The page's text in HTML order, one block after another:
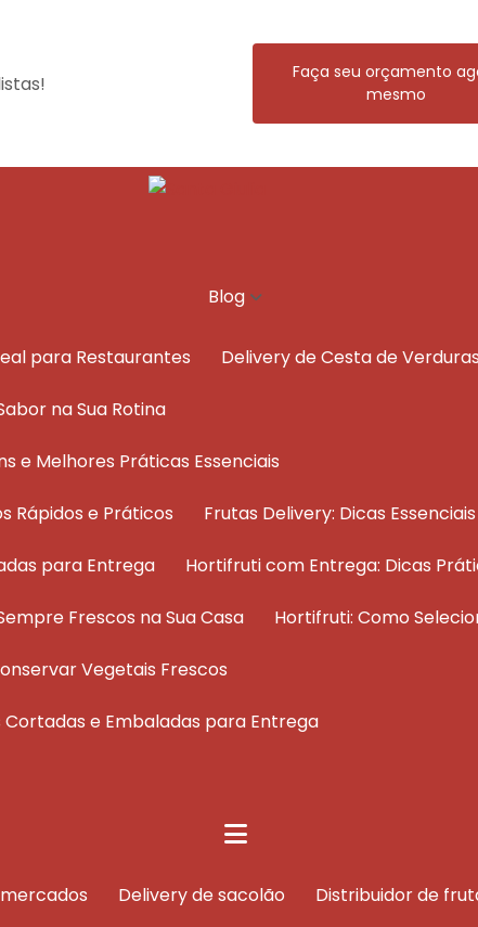
Faça seu orçamento
mesmo
Blog
para Restaurantes Delivery de Cesta de
na Sua Rotina
e Melhores Práticas Essenciais
Rápidos e Práticos Frutas Delivery: Dicas
para Entrega Hortifruti com Entrega: Dicas
Frescos na Sua Casa Hortifruti: Como
Vegetais Frescos
Cortadas e Embaladas para Entrega
mercados delivery de sacolão distribuidor de